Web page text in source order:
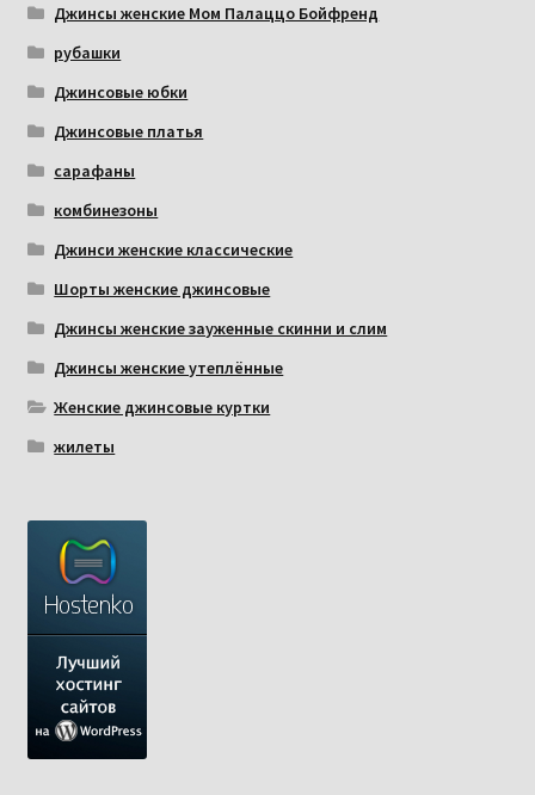
Джинсы женские Мом Палаццо Бойфренд
рубашки
Джинсовые юбки
Джинсовые платья
сарафаны
комбинезоны
Джинси женские классические
Шорты женские джинсовые
Джинсы женские зауженные скинни и слим
Джинсы женские утеплённые
Женские джинсовые куртки
жилеты